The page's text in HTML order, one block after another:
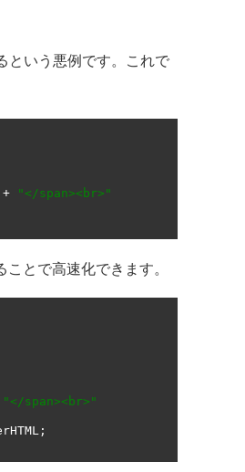
という悪例です。これで
+
"</span><br>"
ことで高速化できます。
"</span><br>"
;